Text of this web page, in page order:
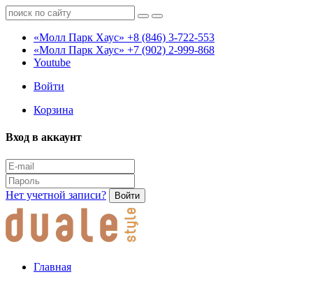
«Молл Парк Хаус» +8 (846) 3-722-553
«Молл Парк Хаус» +7 (902) 2-999-868
Youtube
Войти
Корзина
Вход в аккаунт
Нет учетной записи? Войти
Главная